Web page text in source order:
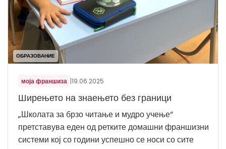
ОБРАЗОВАНИЕ
моја франшиза |19.06.2025
Ширењето на знаењето без граници
„Школата за брзо читање и мудро учење“
претставува еден од ретките домашни франшизни
системи кој со години успешно се носи со сите